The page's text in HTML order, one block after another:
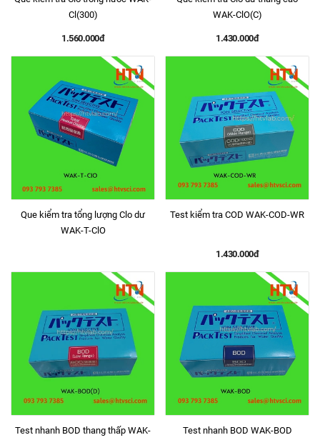
Cl(300)
1.560.000đ
WAK-ClO(C)
1.430.000đ
Que kiểm tra tổng lượng Clo dư
WAK-T-ClO
Test kiểm tra COD WAK-COD-WR
1.430.000đ
Test nhanh BOD thang thấp WAK-
Test nhanh BOD WAK-BOD